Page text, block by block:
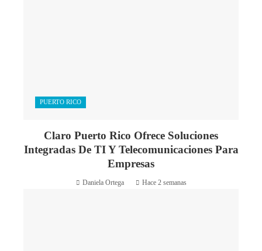
PUERTO RICO
Claro Puerto Rico Ofrece Soluciones
Integradas De TI Y Telecomunicaciones Para
Empresas
Daniela Ortega Hace 2 semanas